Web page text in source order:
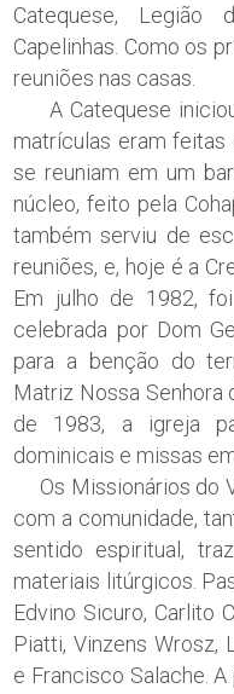
Catequese,
Capelinhas. Como os
reuniões nas casas.
A Catequese
matrículas eram
se reuniam em um
núcleo, feito pela
também serviu de
reuniões, e, hoje é a
Em julho de 1982,
celebrada por Dom
para a benção do
Matriz Nossa Senhora
de 1983, a igreja
dominicais e missas
Os Missionários do
com a comunidade,
sentido espiritual,
materiais litúrgicos.
Edvino Sicuro, Carlito
Piatti, Vinzens Wrosz,
e Francisco Salache.